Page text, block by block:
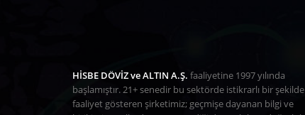
HİSBE DÖVİZ ve ALTIN A.Ş. faaliyetine 1997 yılında
başlamıştır. 21+ senedir bu sektörde istikrarlı bir şekilde
faaliyet gösteren şirketimiz; geçmişe dayanan bilgi ve